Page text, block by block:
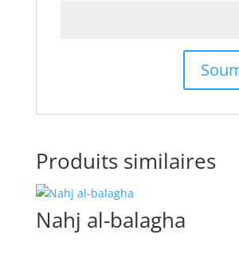
Produits similaires
Nahj al-balagha